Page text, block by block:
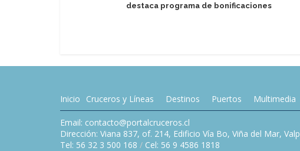
destaca programa de bonificaciones
Inicio Cruceros y Líneas Destinos Puertos Multimedia
Email: contacto@portalcruceros.cl
Dirección: Viana 837, of. 214, Edificio Vía Bo, Viña del Mar,
Tel: 56 32 3 500 168 / Cel: 56 9 4586 1818